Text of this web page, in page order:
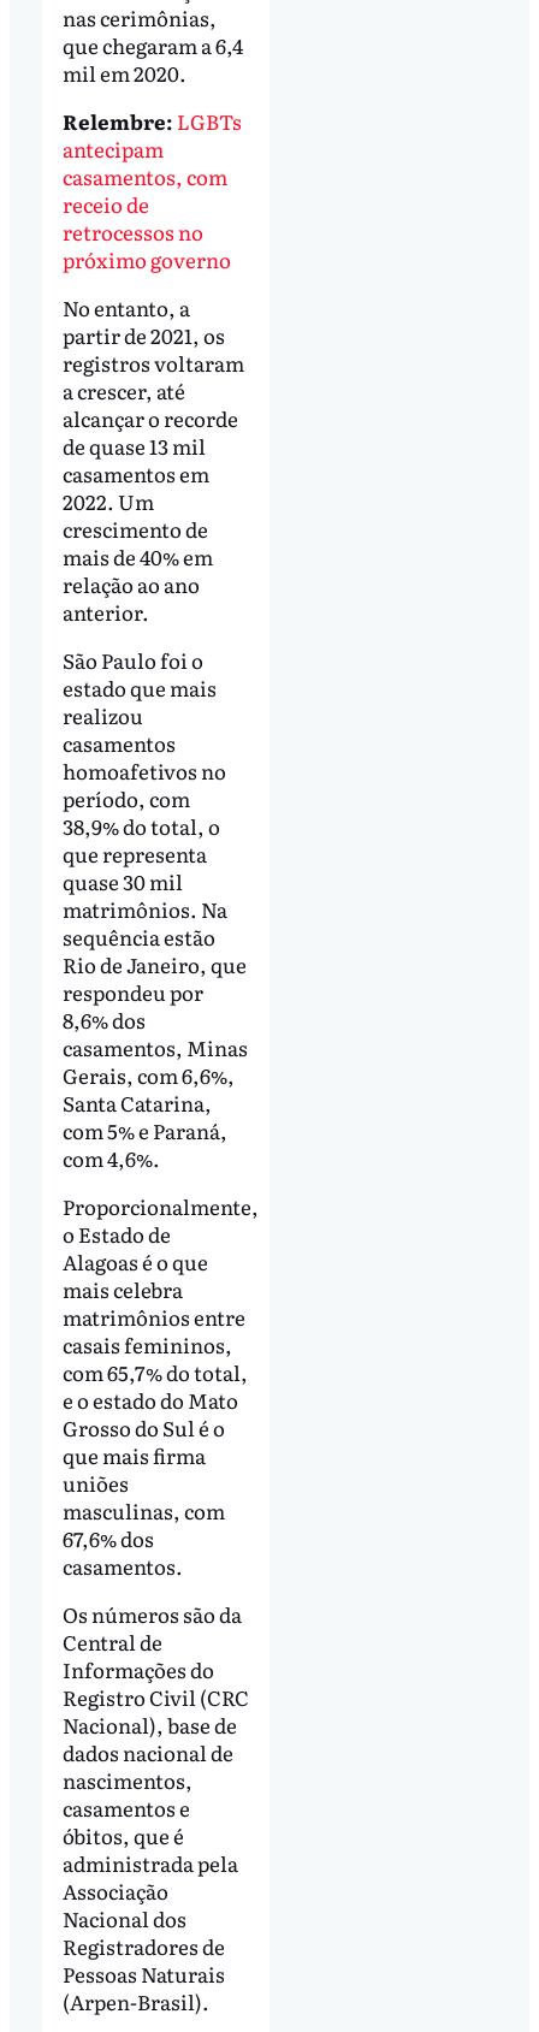
nas cerimônias,
que chegaram a 6,4
mil em 2020.
Relembre: LGBTs
antecipam
casamentos, com
receio de
retrocessos no
próximo governo
No entanto, a
partir de 2021, os
registros voltaram
a crescer, até
alcançar o recorde
de quase 13 mil
casamentos em
2022. Um
crescimento de
mais de 40% em
relação ao ano
anterior.
São Paulo foi o
estado que mais
realizou
casamentos
homoafetivos no
período, com
38,9% do total, o
que representa
quase 30 mil
matrimônios. Na
sequência estão
Rio de Janeiro, que
respondeu por
8,6% dos
casamentos, Minas
Gerais, com 6,6%,
Santa Catarina,
com 5% e Paraná,
com 4,6%.
Proporcionalmente,
o Estado de
Alagoas é o que
mais celebra
matrimônios entre
casais femininos,
com 65,7% do total,
e o estado do Mato
Grosso do Sul é o
que mais firma
uniões
masculinas, com
67,6% dos
casamentos.
Os números são da
Central de
Informações do
Registro Civil (CRC
Nacional), base de
dados nacional de
nascimentos,
casamentos e
óbitos, que é
administrada pela
Associação
Nacional dos
Registradores de
Pessoas Naturais
(Arpen-Brasil).